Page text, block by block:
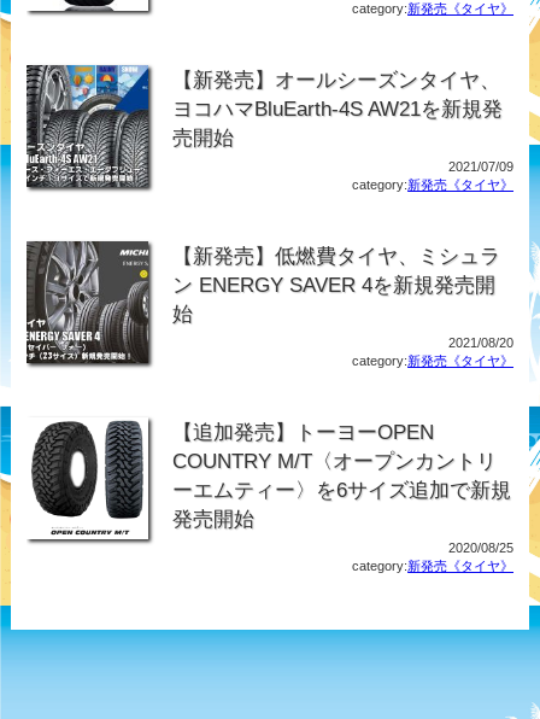
category:新発売《タイヤ》
【新発売】オールシーズンタイヤ、
ヨコハマBluEarth-4S AW21を新規発
売開始
2021/07/09
category:新発売《タイヤ》
【新発売】低燃費タイヤ、ミシュラ
ン ENERGY SAVER 4を新規発売開
始
2021/08/20
category:新発売《タイヤ》
【追加発売】トーヨーOPEN
COUNTRY M/T〈オープンカントリ
ーエムティー〉を6サイズ追加で新規
発売開始
2020/08/25
category:新発売《タイヤ》